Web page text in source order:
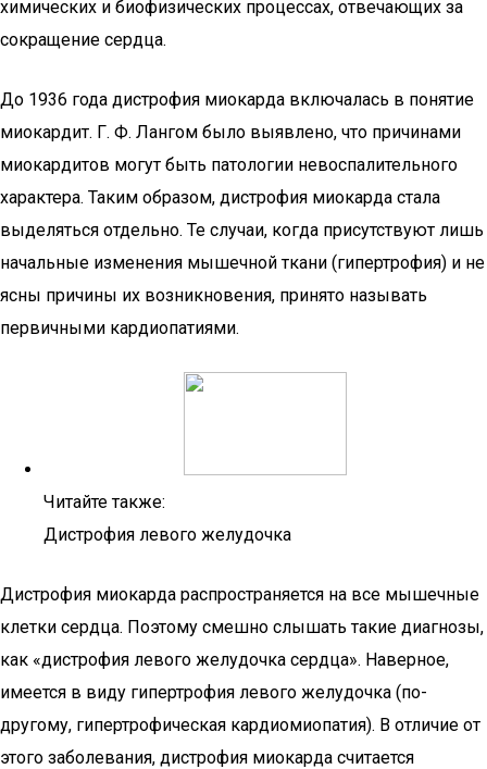
химических и биофизических процессах, отвечающих за
сокращение сердца.
До 1936 года дистрофия миокарда включалась в понятие
миокардит. Г. Ф. Лангом было выявлено, что причинами
миокардитов могут быть патологии невоспалительного
характера. Таким образом, дистрофия миокарда стала
выделяться отдельно. Те случаи, когда присутствуют лишь
начальные изменения мышечной ткани (гипертрофия) и не
ясны причины их возникновения, принято называть
первичными кардиопатиями.
Читайте также:
Дистрофия левого желудочка
Дистрофия миокарда распространяется на все мышечные
клетки сердца. Поэтому смешно слышать такие диагнозы,
как «дистрофия левого желудочка сердца». Наверное,
имеется в виду гипертрофия левого желудочка (по-
другому, гипертрофическая кардиомиопатия). В отличие от
этого заболевания, дистрофия миокарда считается